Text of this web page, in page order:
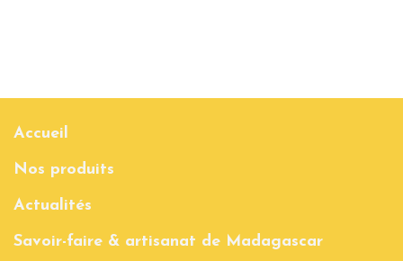
Accueil
Nos produits
Actualités
Savoir-faire & artisanat de Madagascar